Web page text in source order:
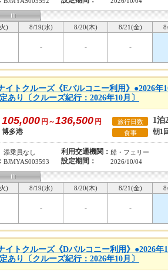
) 8/19(水) 8/20(木) 8/21(金)
- - -
トクルーズ《Eバルコニー利用》●2026年
り〔クルーズ紀行：2026年10月〕
105,000 円～136,500 円 旅行日数 1泊
博多港 食事 朝1
添乗員なし 利用交通機関： 船・フェリー
BJMYAS003593 設定期間： 2026/10/04
) 8/19(水) 8/20(木) 8/21(金)
- - -
トクルーズ《Dバルコニー利用》●2026年
り〔クルーズ紀行：2026年10月〕